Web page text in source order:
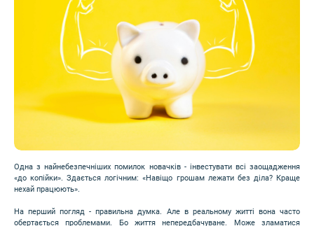
Одна з найнебезпечніших помилок новачків - інвестувати всі заощадження
«до копійки». Здається логічним: «Навіщо грошам лежати без діла? Краще
нехай працюють».
На перший погляд - правильна думка. Але в реальному житті вона часто
обертається проблемами. Бо життя непередбачуване. Може зламатися